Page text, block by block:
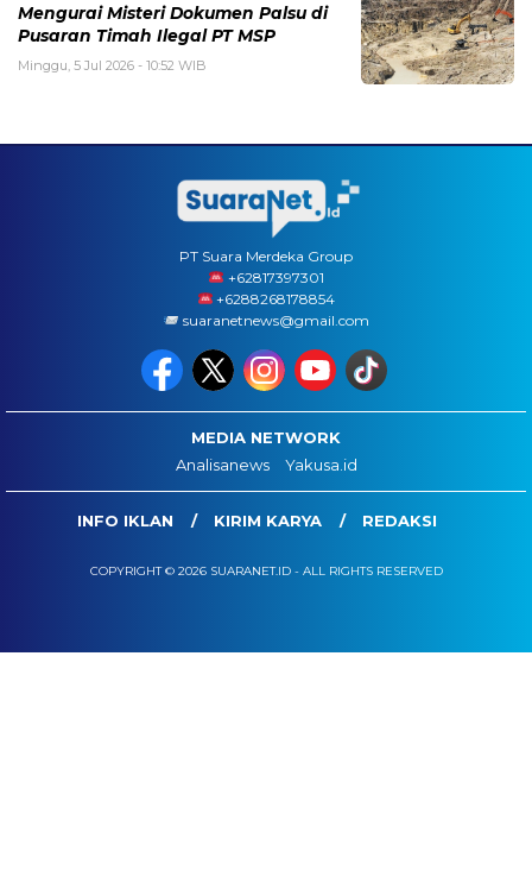
Mengurai Misteri Dokumen Palsu di
Pusaran Timah Ilegal PT MSP
Minggu, 5 Jul 2026 - 10:52 WIB
PT Suara Merdeka Group
‪+62817397301
+6288268178854
suaranetnews@gmail.com
MEDIA NETWORK
Analisanews
Yakusa.id
INFO IKLAN KIRIM KARYA REDAKSI
COPYRIGHT © 2026 SUARANET.ID - ALL RIGHTS RESERVED